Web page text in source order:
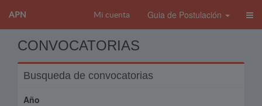
APN Mi cuenta Guia de Postulación
CONVOCATORIAS
Busqueda de convocatorias
Año